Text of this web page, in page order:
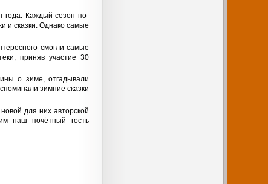
года. Каждый сезон по-
и сказки. Однако самые
смогли самые
приняв участие 30
о зиме, отгадывали
зимние сказки
для них авторской
наш почётный гость